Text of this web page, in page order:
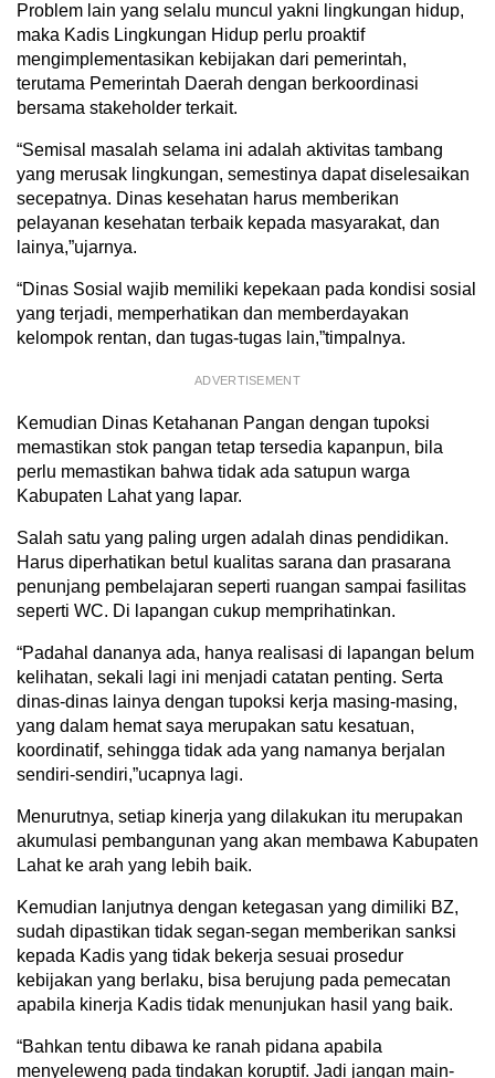
Problem lain yang selalu muncul yakni lingkungan hidup,
maka Kadis Lingkungan Hidup perlu proaktif
mengimplementasikan kebijakan dari pemerintah,
terutama Pemerintah Daerah dengan berkoordinasi
bersama stakeholder terkait.
“Semisal masalah selama ini adalah aktivitas tambang
yang merusak lingkungan, semestinya dapat diselesaikan
secepatnya. Dinas kesehatan harus memberikan
pelayanan kesehatan terbaik kepada masyarakat, dan
lainya,”ujarnya.
“Dinas Sosial wajib memiliki kepekaan pada kondisi sosial
yang terjadi, memperhatikan dan memberdayakan
kelompok rentan, dan tugas-tugas lain,”timpalnya.
ADVERTISEMENT
Kemudian Dinas Ketahanan Pangan dengan tupoksi
memastikan stok pangan tetap tersedia kapanpun, bila
perlu memastikan bahwa tidak ada satupun warga
Kabupaten Lahat yang lapar.
Salah satu yang paling urgen adalah dinas pendidikan.
Harus diperhatikan betul kualitas sarana dan prasarana
penunjang pembelajaran seperti ruangan sampai fasilitas
seperti WC. Di lapangan cukup memprihatinkan.
“Padahal dananya ada, hanya realisasi di lapangan belum
kelihatan, sekali lagi ini menjadi catatan penting. Serta
dinas-dinas lainya dengan tupoksi kerja masing-masing,
yang dalam hemat saya merupakan satu kesatuan,
koordinatif, sehingga tidak ada yang namanya berjalan
sendiri-sendiri,”ucapnya lagi.
Menurutnya, setiap kinerja yang dilakukan itu merupakan
akumulasi pembangunan yang akan membawa Kabupaten
Lahat ke arah yang lebih baik.
Kemudian lanjutnya dengan ketegasan yang dimiliki BZ,
sudah dipastikan tidak segan-segan memberikan sanksi
kepada Kadis yang tidak bekerja sesuai prosedur
kebijakan yang berlaku, bisa berujung pada pemecatan
apabila kinerja Kadis tidak menunjukan hasil yang baik.
“Bahkan tentu dibawa ke ranah pidana apabila
menyeleweng pada tindakan koruptif. Jadi jangan main-